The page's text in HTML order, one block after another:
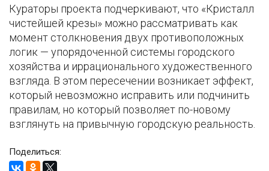
Кураторы проекта подчеркивают, что «Кристалл
чистейшей крезы» можно рассматривать как
момент столкновения двух противоположных
логик — упорядоченной системы городского
хозяйства и иррационального художественного
взгляда. В этом пересечении возникает эффект,
который невозможно исправить или подчинить
правилам, но который позволяет по-новому
взглянуть на привычную городскую реальность.
Поделиться: